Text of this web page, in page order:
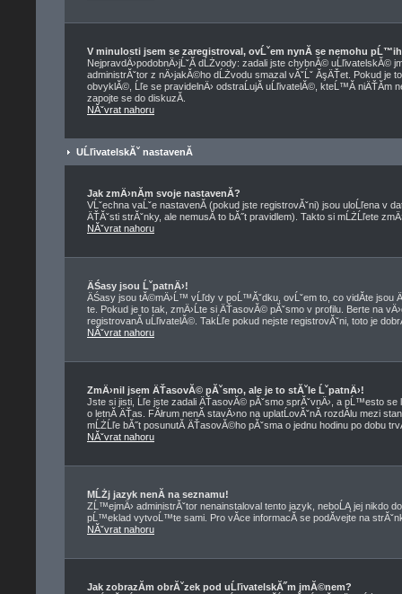
V minulosti jsem se zaregistroval, ovĹˇem nynĂ­ se nemohu
NejpravdÄ›podobnÄ›jĹˇĂ­ dĹŻvody: zadali jste chybnĂ©
administrĂˇtor z nÄ›jakĂ©ho dĹŻvodu smazal vĂˇĹˇ ĂşÄŤet. Pokud
obvyklĂ©, Ĺľe se pravidelnÄ› odstraĹujĂ­ uĹľivatelĂ©, kteĹ™Ă­ niÄŤĂ­m
zapojte se do diskuzĂ­.
NĂˇvrat nahoru
UĹľivatelskĂˇ nastavenĂ­
Jak zmÄ›nĂ­m svoje nastavenĂ­?
VĹˇechna vaĹˇe nastavenĂ­ (pokud jste registrovĂˇni) jsou uloĹľena v
ÄŤĂˇsti strĂˇnky, ale nemusĂ­ to bĂ˝t pravidlem). Takto si mĹŻĹľete
NĂˇvrat nahoru
ÄŚasy jsou ĹˇpatnÄ›!
ÄŚasy jsou tĂ©mÄ›Ĺ™ vĹľdy v poĹ™Ăˇdku, ovĹˇem to, co vidĂ­te
te. Pokud je to tak, zmÄ›Ĺte si ÄŤasovĂ© pĂˇsmo v profilu. Berte na
registrovanĂ­ uĹľivatelĂ©. TakĹľe pokud nejste registrovĂˇni, toto je
NĂˇvrat nahoru
ZmÄ›nil jsem ÄŤasovĂ© pĂˇsmo, ale je to stĂˇle ĹˇpatnÄ›!
Jste si jisti, Ĺľe jste zadali ÄŤasovĂ© pĂˇsmo sprĂˇvnÄ›, a pĹ™esto se
o letnĂ­ ÄŤas. FĂłrum nenĂ­ stavÄ›no na uplatĹovĂˇnĂ­ rozdĂ­lu mezi
mĹŻĹľe bĂ˝t posunutĂ­ ÄŤasovĂ©ho pĂˇsma o jednu hodinu po dobu
NĂˇvrat nahoru
MĹŻj jazyk nenĂ­ na seznamu!
ZĹ™ejmÄ› administrĂˇtor nenainstaloval tento jazyk, neboĹĄ jej nikdo
pĹ™eklad vytvoĹ™te sami. Pro vĂ­ce informacĂ­ se podĂ­vejte na
NĂˇvrat nahoru
Jak zobrazĂ­m obrĂˇzek pod uĹľivatelskĂ˝m jmĂ©nem?